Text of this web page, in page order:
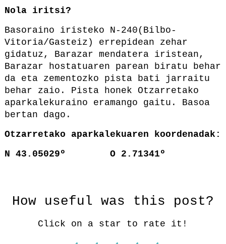
Nola iritsi?
Basoraino iristeko N-240(Bilbo-
Vitoria/Gasteiz) errepidean zehar
gidatuz, Barazar mendatera iristean,
Barazar hostatuaren parean biratu behar
da eta zementozko pista bati jarraitu
behar zaio. Pista honek Otzarretako
aparkalekuraino eramango gaitu. Basoa
bertan dago.
Otzarretako aparkalekuaren koordenadak:
N 43.05029º O 2.71341º
How useful was this post?
Click on a star to rate it!